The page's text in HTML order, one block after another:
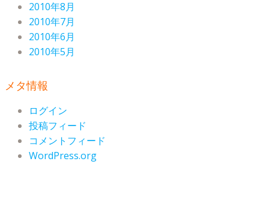
2010年8月
2010年7月
2010年6月
2010年5月
メタ情報
ログイン
投稿フィード
コメントフィード
WordPress.org